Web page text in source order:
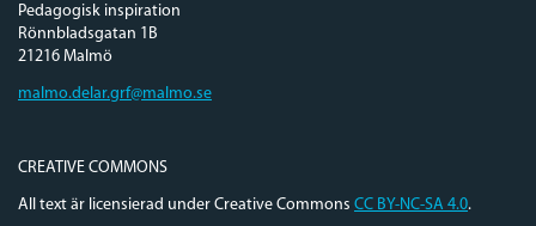
Pedagogisk inspiration
Rönnbladsgatan 1B
21216 Malmö
malmo.delar.grf@malmo.se
CREATIVE COMMONS
All text är licensierad under Creative Commons CC BY-NC-SA 4.0.